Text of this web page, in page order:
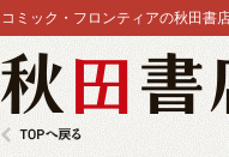
コミック・フロンティアの秋田書